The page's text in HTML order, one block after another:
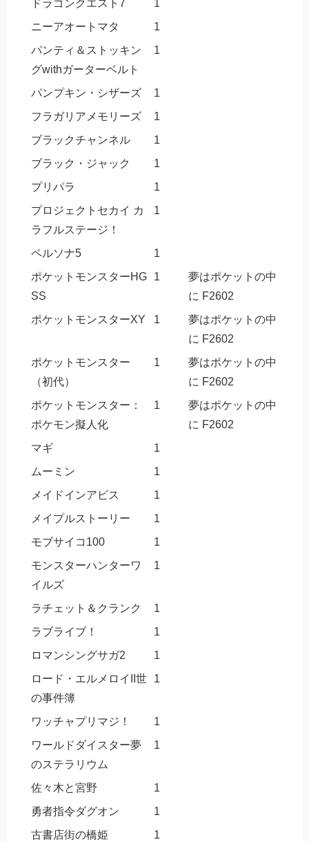
ドラゴンクエスト7
1
ニーアオートマタ
1
パンティ＆ストッキン
グwithガーターベルト
1
パンプキン・シザーズ
1
フラガリアメモリーズ
1
ブラックチャンネル
1
ブラック・ジャック
1
プリパラ
1
プロジェクトセカイ カ
ラフルステージ！
1
ペルソナ5
1
ポケットモンスターHG
SS
1
夢はポケットの中
に F2602
ポケットモンスターXY
1
夢はポケットの中
に F2602
ポケットモンスター
（初代）
1
夢はポケットの中
に F2602
ポケットモンスター：
ポケモン擬人化
1
夢はポケットの中
に F2602
マギ
1
ムーミン
1
メイドインアビス
1
メイプルストーリー
1
モブサイコ100
1
モンスターハンターワ
イルズ
1
ラチェット＆クランク
1
ラブライブ！
1
ロマンシングサガ2
1
ロード・エルメロイII世
の事件簿
1
ワッチャプリマジ！
1
ワールドダイスター夢
のステラリウム
1
佐々木と宮野
1
勇者指令ダグオン
1
古書店街の橋姫
1